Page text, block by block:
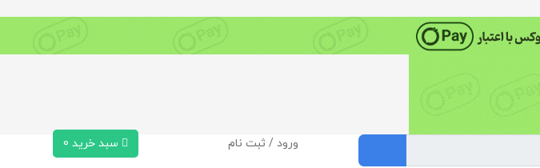
ورود / ثبت نام سبد خرید 0